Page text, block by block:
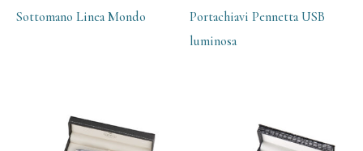
Sottomano Linea Mondo
Portachiavi Pennetta USB
luminosa